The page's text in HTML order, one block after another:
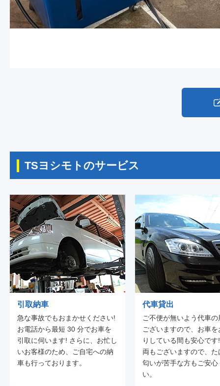
TSヨシモトのサービス
引取納車
急な事故でもおまかせください!
お電話から最短 30 分でお車を
引取に伺います! さらに、お忙し
いお客様のため、ご自宅への納
車も行っております。
代車貸出
ご不便が無いよう代車の
ございますので、お車を
りしている間も安心で
両もございますので、た
匂いが苦手な方もご安心
い。